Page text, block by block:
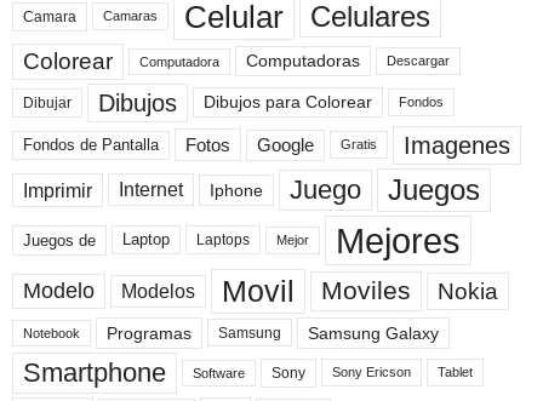
Camara Camaras Celular Celulares
Colorear Computadora Computadoras Descargar
Dibujar Dibujos Dibujos para Colorear Fondos
Fondos de Pantalla Fotos Google Gratis Imagenes
Imprimir Internet Iphone Juego Juegos
Juegos de Laptop Laptops Mejor Mejores
Modelo Modelos Movil Moviles Nokia
Notebook Programas Samsung Samsung Galaxy
Smartphone Software Sony Sony Ericson Tablet